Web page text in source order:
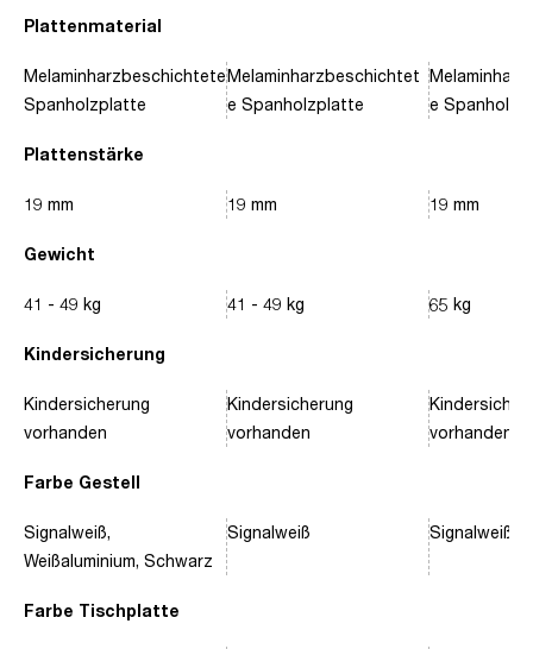
Plattenmaterial
Plattenstärke
Gewicht
Kindersicherung
Farbe Gestell
Farbe Tischplatte
Melaminharzbeschichtete
Spanholzplatte
19 mm
41 - 49 kg
Kindersicherung
vorhanden
Signalweiß,
Weißaluminium, Schwarz
Melaminharzbeschichtet
e Spanholzplatte
19 mm
41 - 49 kg
Kindersicherung
vorhanden
Signalweiß
e
19 mm
65 kg
vorhanden
Signalweiß,